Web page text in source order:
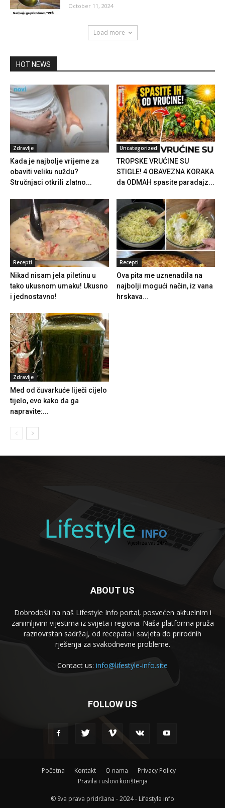
October 11, 2024
Load more
HOT NEWS
Zdravlje
Kada je najbolje vrijeme za
obaviti veliku nuždu?
Stručnjaci otkrili zlatno...
Uncategorized
TROPSKE VRUĆINE SU
STIGLE! 4 OBAVEZNA KORAKA
da ODMAH spasite paradajz...
Recepti
Nikad nisam jela piletinu u
tako ukusnom umaku! Ukusno
i jednostavno!
Recepti
Ova pita me uznenadila na
najbolji mogući način, iz vana
hrskava...
Zdravlje
Med od čuvarkuće liječi cijelo
tijelo, evo kako da ga
napravite:...
ABOUT US
Dobrodošli na naš Lifestyle Info portal, posvećen aktuelnim i
zanimljivim vijestima iz svijeta i regiona. Naša platforma pruža
raznovrstan sadržaj, od recepata i savjeta do prirodnih
rješenja za svakodnevne probleme.
Contact us: info@lifestyle-info.site
FOLLOW US
Početna Kontakt O nama
Privacy Policy
Pravila i uslovi korištenja
© Sva prava pridržana - 2024 - Lifestyle info